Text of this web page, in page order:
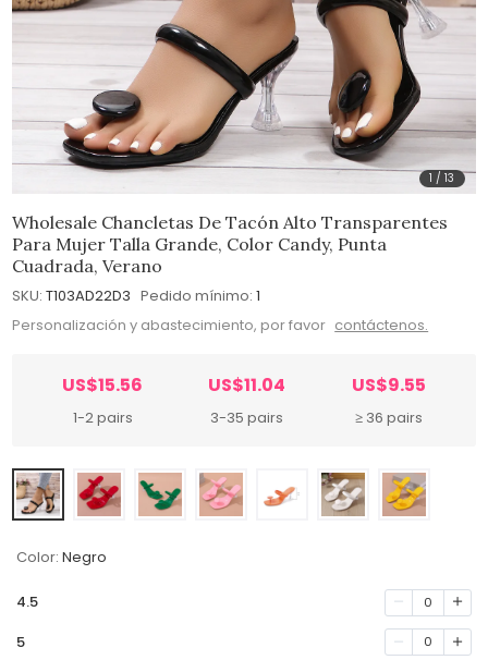
1 /13
Wholesale Chancletas De Tacón Alto Transparentes
Para Mujer Talla Grande, Color Candy, Punta
Cuadrada, Verano
SKU: T103AD22D3 Pedido mínimo: 1
Personalización y abastecimiento, por favor contáctenos.
US$15.56
1-2 pairs
US$11.04
3-35 pairs
US$9.55
≥ 36 pairs
Color: Negro
4.5 0
5 0